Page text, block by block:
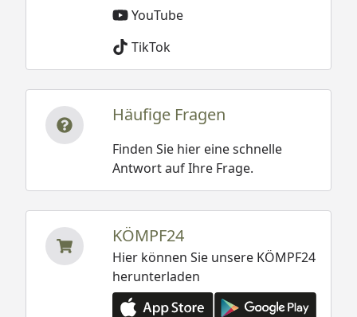
YouTube
TikTok
Häufige Fragen
Finden Sie hier eine schnelle
Antwort auf Ihre Frage.
KÖMPF24
Hier können Sie unsere KÖMPF24
herunterladen